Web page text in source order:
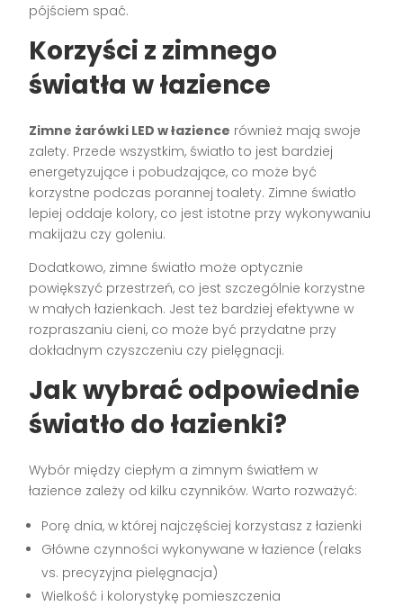
pójściem spać.
Korzyści z zimnego
światła w łazience
Zimne żarówki LED w łazience również mają swoje
zalety. Przede wszystkim, światło to jest bardziej
energetyzujące i pobudzające, co może być
korzystne podczas porannej toalety. Zimne światło
lepiej oddaje kolory, co jest istotne przy wykonywaniu
makijażu czy goleniu.
Dodatkowo, zimne światło może optycznie
powiększyć przestrzeń, co jest szczególnie korzystne
w małych łazienkach. Jest też bardziej efektywne w
rozpraszaniu cieni, co może być przydatne przy
dokładnym czyszczeniu czy pielęgnacji.
Jak wybrać odpowiednie
światło do łazienki?
Wybór między ciepłym a zimnym światłem w
łazience zależy od kilku czynników. Warto rozważyć:
Porę dnia, w której najczęściej korzystasz z łazienki
Główne czynności wykonywane w łazience (relaks
vs. precyzyjna pielęgnacja)
Wielkość i kolorystykę pomieszczenia